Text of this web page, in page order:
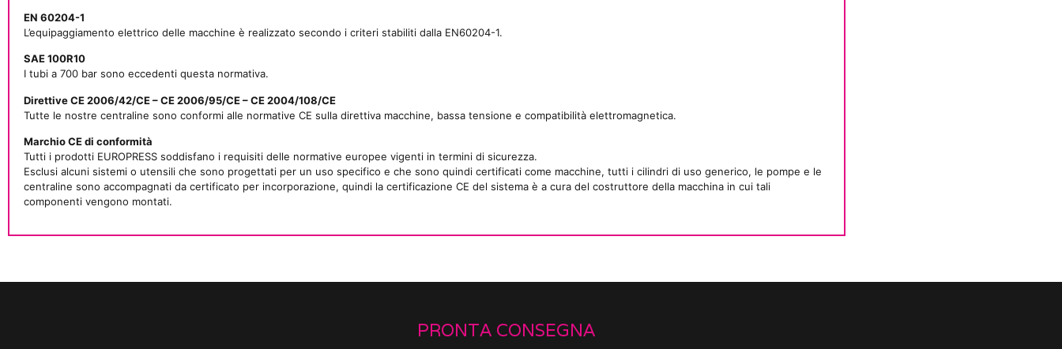
EN 60204-1
L’equipaggiamento elettrico delle macchine è realizzato secondo i criteri stabiliti dalla EN60204-1.
SAE 100R10
I tubi a 700 bar sono eccedenti questa normativa.
Direttive CE 2006/42/CE – CE 2006/95/CE – CE 2004/108/CE
Tutte le nostre centraline sono conformi alle normative CE sulla direttiva macchine, bassa tensione e compatibilità elettromagnetica.
Marchio CE di conformità
Tutti i prodotti EUROPRESS soddisfano i requisiti delle normative europee vigenti in termini di sicurezza.
Esclusi alcuni sistemi o utensili che sono progettati per un uso specifico e che sono quindi certificati come macchine, tutti i cilindri di uso generico, le pompe e le
centraline sono accompagnati da certificato per incorporazione, quindi la certificazione CE del sistema è a cura del costruttore della macchina in cui tali
componenti vengono montati.
PRONTA CONSEGNA